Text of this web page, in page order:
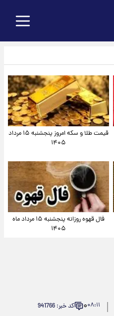
قیمت طلا و سکه امروز پنجشنبه ۱۵ مرداد
۱۴۰۵
فال قهوه روزانه پنجشنبه ۱۵ مرداد ماه
۱۴۰۵
۰۸:۱۱۰ کد خبر: 941766